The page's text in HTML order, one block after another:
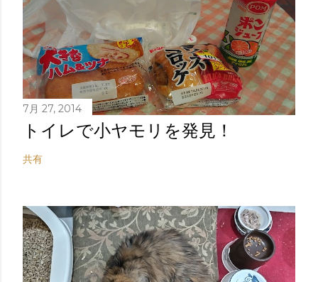
7月 27, 2014
トイレで小ヤモリを発見！
共有